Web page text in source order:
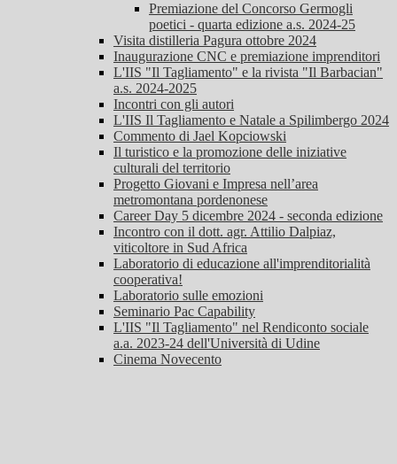
Premiazione del Concorso Germogli
poetici - quarta edizione a.s. 2024-25
Visita distilleria Pagura ottobre 2024
Inaugurazione CNC e premiazione imprenditori
L'IIS "Il Tagliamento" e la rivista "Il Barbacian"
a.s. 2024-2025
Incontri con gli autori
L'IIS Il Tagliamento e Natale a Spilimbergo 2024
Commento di Jael Kopciowski
Il turistico e la promozione delle iniziative
culturali del territorio
Progetto Giovani e Impresa nell’area
metromontana pordenonese
Career Day 5 dicembre 2024 - seconda edizione
Incontro con il dott. agr. Attilio Dalpiaz,
viticoltore in Sud Africa
Laboratorio di educazione all'imprenditorialità
cooperativa!
Laboratorio sulle emozioni
Seminario Pac Capability
L'IIS "Il Tagliamento" nel Rendiconto sociale
a.a. 2023-24 dell'Università di Udine
Cinema Novecento